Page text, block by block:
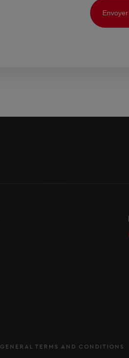
Envoyer
GENERAL TERMS AND CONDITIONS